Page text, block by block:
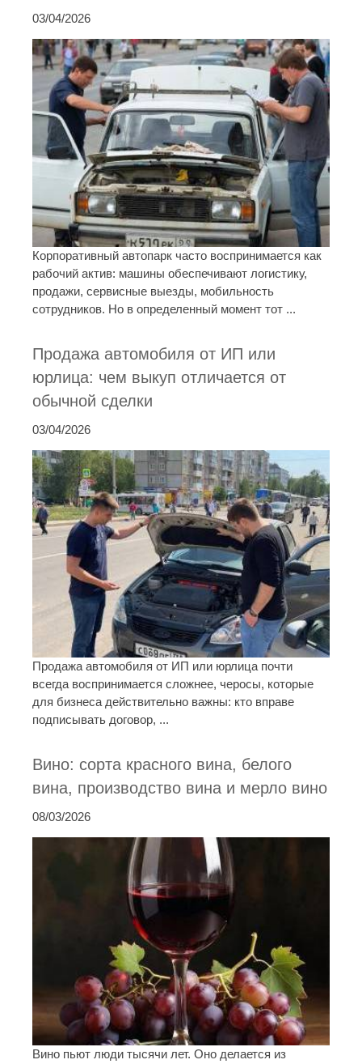
03/04/2026
Корпоративный автопарк часто воспринимается как
рабочий актив: машины обеспечивают логистику,
продажи, сервисные выезды, мобильность
сотрудников. Но в определенный момент тот ...
Продажа автомобиля от ИП или
юрлица: чем выкуп отличается от
обычной сделки
03/04/2026
Продажа автомобиля от ИП или юрлица почти
всегда воспринимается сложнее, черосы, которые
для бизнеса действительно важны: кто вправе
подписывать договор, ...
Вино: сорта красного вина, белого
вина, производство вина и мерло вино
08/03/2026
Вино пьют люди тысячи лет. Оно делается из